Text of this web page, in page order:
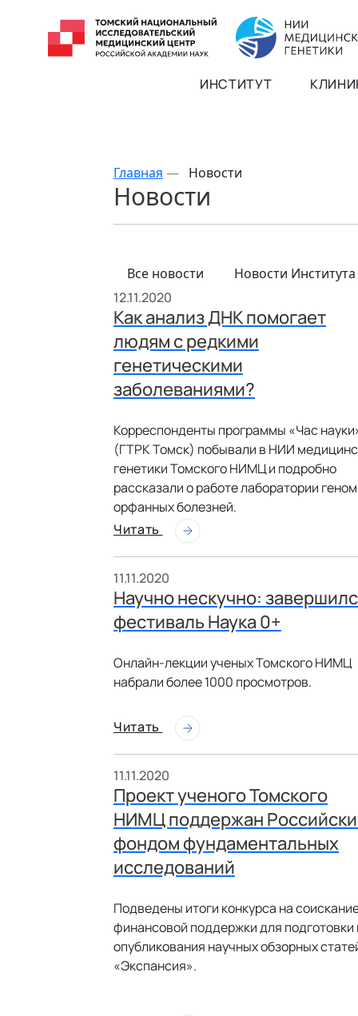
ИНСТИТУТ
Главная — Новости
Новости
Все новости
Новости Института
12.11.2020
Как анализ ДНК помогает
людям с редкими
генетическими
заболеваниями?
Корреспонденты программы «Час
(ГТРК Томск) побывали в НИИ
генетики Томского НИМЦ и подробно
рассказали о работе лаборатории
орфанных болезней.
Читать
11.11.2020
Научно нескучно:
фестиваль Наука 0+
Онлайн-лекции ученых Томского НИМЦ
набрали более 1000 просмотров.
Читать
11.11.2020
Проект ученого Томского
НИМЦ поддержан
фондом фундаментальных
исследований
Подведены итоги конкурса на
финансовой поддержки для подготовки
опубликования научных обзорных
«Экспансия».